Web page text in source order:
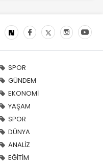
SPOR
GÜNDEM
EKONOMİ
YAŞAM
SPOR
DÜNYA
ANALİZ
EĞİTİM